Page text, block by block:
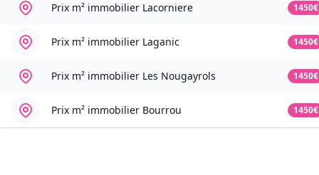
Prix m² immobilier Lacorniere 1450€
Prix m² immobilier Laganic 1450€
Prix m² immobilier Les Nougayrols 1450€
Prix m² immobilier Bourrou 1450€